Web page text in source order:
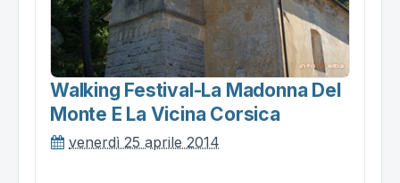
Walking Festival-La Madonna Del
Monte E La Vicina Corsica
venerdì 25 aprile 2014